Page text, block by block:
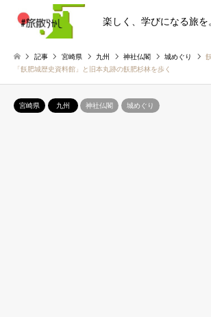
楽しく、学びになる旅を
記事 宮崎県 九州 神社仏閣 城めぐり
「飫肥城歴史資料館」と旧本丸跡の飫肥杉林を歩く
宮崎県 九州 神社仏閣 城めぐり